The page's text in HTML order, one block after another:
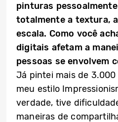
pinturas
totalmente a textura,
escala. Como você
digitais afetam a
pessoas se envolvem
Já pintei mais de 3.000
meu estilo
verdade, tive
maneiras de